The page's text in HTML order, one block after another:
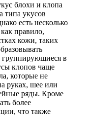
блохи и клопа
типа укусов
есть несколько
правило,
кожи, таких
группирующиеся в
клопов чаще
которые не
руках, шее или
ряды. Кроме
более
что также